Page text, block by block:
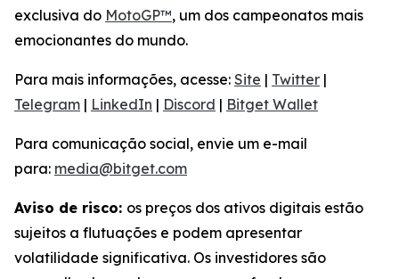
exclusiva do MotoGP™, um dos campeonatos mais
emocionantes do mundo.
Para mais informações, acesse: Site | Twitter |
Telegram | LinkedIn | Discord | Bitget Wallet
Para comunicação social, envie um e-mail
para: media@bitget.com
Aviso de risco: os preços dos ativos digitais estão
sujeitos a flutuações e podem apresentar
volatilidade significativa. Os investidores são